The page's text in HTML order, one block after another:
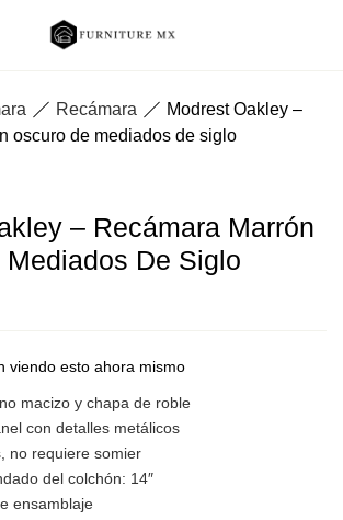
Recámara
Modrest Oakley –
oscuro de mediados de siglo
– Recámara Marrón
Mediados De Siglo
viendo esto ahora mismo
macizo y chapa de roble
con detalles metálicos
no requiere somier
del colchón: 14″
ensamblaje